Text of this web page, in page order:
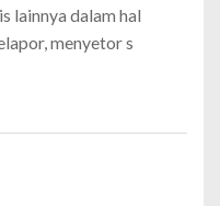
lainnya dalam hal
menyetor s